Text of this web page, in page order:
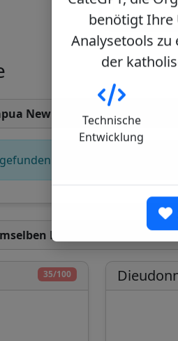
New Guinea
Konsistorium
35/100
CatéGPT, die
benötigt Ihre
Analysetools
der
Technische
Entwicklung